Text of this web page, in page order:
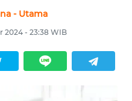
- Utama
2024 - 23:38 WIB